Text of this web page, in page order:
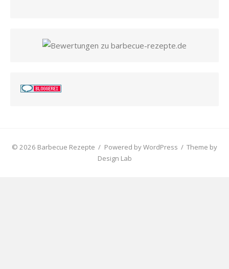
© 2026 Barbecue Rezepte / Powered by WordPress / Theme by
Design Lab